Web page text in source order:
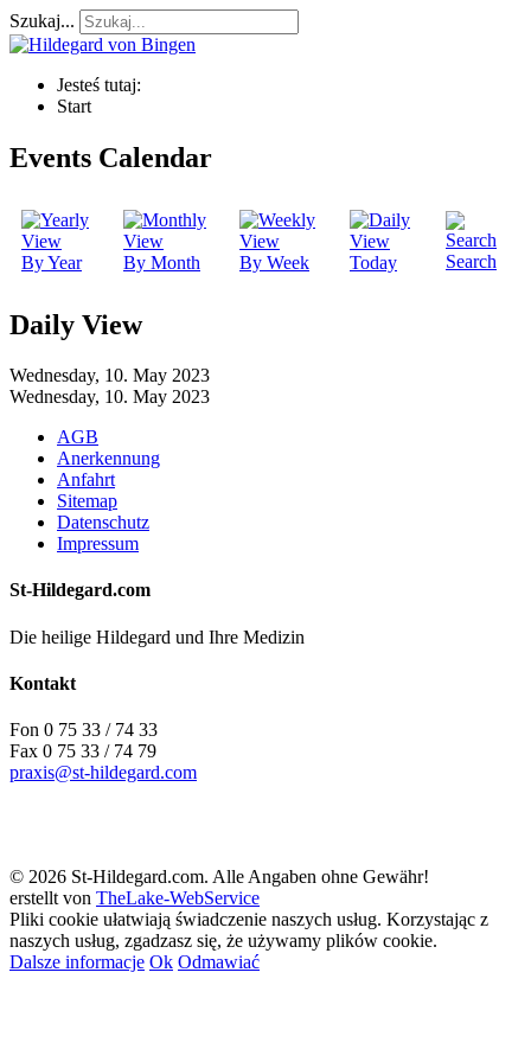
Szukaj...
Jesteś tutaj:
Start
Events Calendar
By Year By Month By Week Today Search
Daily View
Wednesday, 10. May 2023
Wednesday, 10. May 2023
AGB
Anerkennung
Anfahrt
Sitemap
Datenschutz
Impressum
St-Hildegard.com
Die heilige Hildegard und Ihre Medizin
Kontakt
Fon 0 75 33 / 74 33
Fax 0 75 33 / 74 79
praxis@st-hildegard.com
© 2026 St-Hildegard.com. Alle Angaben ohne Gewähr!
erstellt von TheLake-WebService
Pliki cookie ułatwiają świadczenie naszych usług. Korzystając z
naszych usług, zgadzasz się, że używamy plików cookie.
Dalsze informacje Ok Odmawiać